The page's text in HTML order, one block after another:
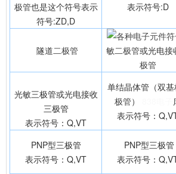
极管也是这个符号表示
符号:ZD,D
表示符号:D
隧道二极管
敏二极管或光电接
极管
光敏三极管或光电接收
三极管
表示符号：Q,VT
单结晶体管（双基
极管）
表示符号：
PNP型三极管
表示符号：Q,VT
PNP型三极管
表示符号：